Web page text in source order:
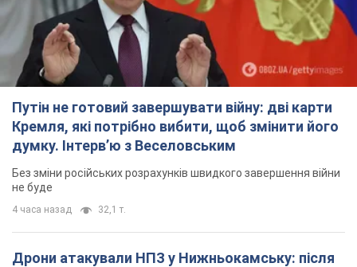
Без зміни російських розрахунків швидкого завершення війни
не буде
4 часа назад 32,1 т.
Дрони атакували НПЗ у Нижньокамську: після
вибухів було видно дим. Відео
Місцеві активно публікували фото та відео
4 часа назад
Україна готує Чорнобиль до чергової спроби
вторгнення з боку Росії – медіа
Журналісти розповіли, що відбувається в зоні